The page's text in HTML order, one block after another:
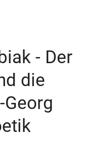
- Der
die